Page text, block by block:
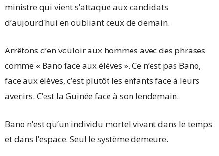
ministre qui vient s’attaque aux candidats
d’aujourd’hui en oubliant ceux de demain.
Arrêtons d’en vouloir aux hommes avec des phrases
comme « Bano face aux élèves ». Ce n’est pas Bano,
face aux élèves, c’est plutôt les enfants face à leurs
avenirs. C’est la Guinée face à son lendemain.
Bano n’est qu’un individu mortel vivant dans le temps
et dans l’espace. Seul le système demeure.